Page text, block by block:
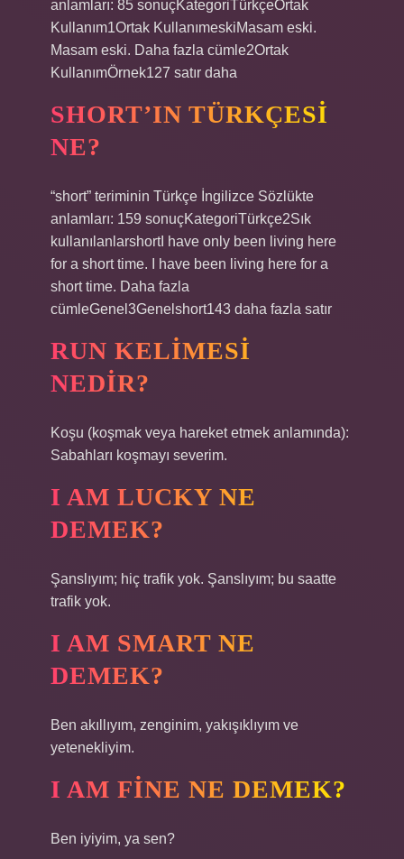
anlamları: 85 sonuçKategoriTürkçeOrtak
Kullanım1Ortak KullanımeskiMasam eski.
Masam eski. Daha fazla cümle2Ortak
KullanımÖrnek127 satır daha
SHORT’IN TÜRKÇESI
NE?
“short” teriminin Türkçe İngilizce Sözlükte
anlamları: 159 sonuçKategoriTürkçe2Sık
kullanılanlarshortI have only been living here
for a short time. I have been living here for a
short time. Daha fazla
cümleGenel3Genelshort143 daha fazla satır
RUN KELIMESI
NEDIR?
Koşu (koşmak veya hareket etmek anlamında):
Sabahları koşmayı severim.
I AM LUCKY NE
DEMEK?
Şanslıyım; hiç trafik yok. Şanslıyım; bu saatte
trafik yok.
I AM SMART NE
DEMEK?
Ben akıllıyım, zenginim, yakışıklıyım ve
yetenekliyim.
I AM FINE NE DEMEK?
Ben iyiyim, ya sen?